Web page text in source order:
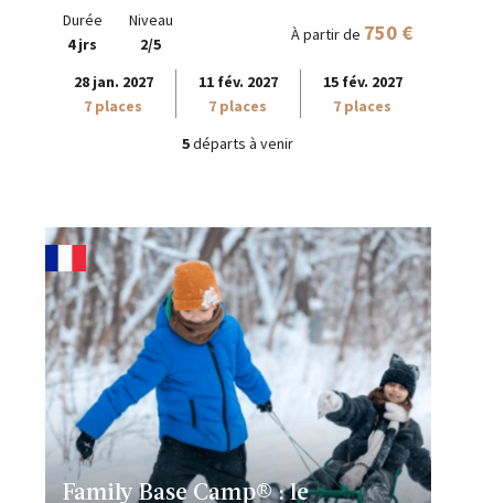
Durée
4 jrs
Niveau
2/5
À partir de 750 €
28 jan. 2027
7 places
11 fév. 2027
7 places
15 fév. 2027
7 places
5départs à venir
Family Base Camp® : le